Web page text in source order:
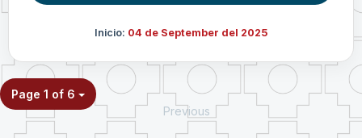
Inicio: 04 de September del 2025
Page 1 of 6
Previous